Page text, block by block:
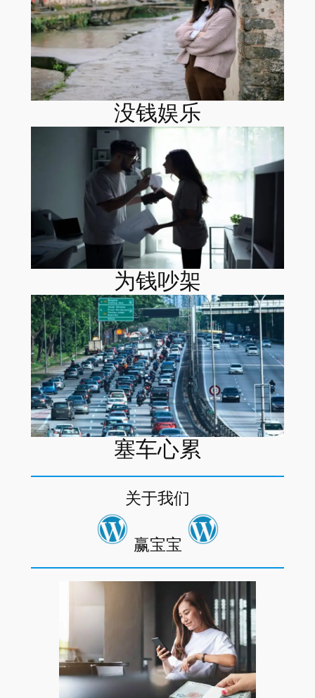
没钱娱乐
为钱吵架
塞车心累
关于我们
赢宝宝